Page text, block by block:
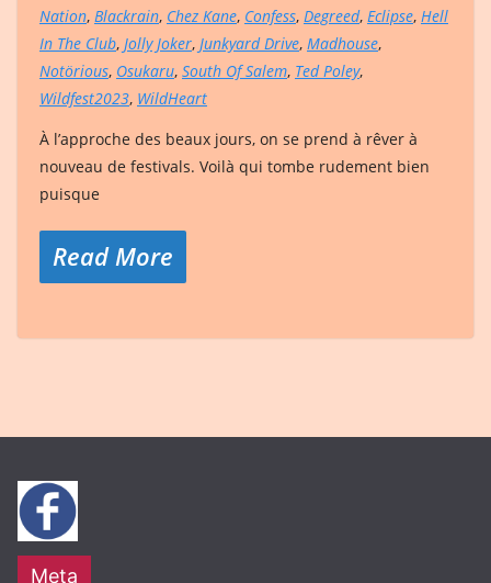
Nation, Blackrain, Chez Kane, Confess, Degreed, Eclipse, Hell
In The Club, Jolly Joker, Junkyard Drive, Madhouse,
Notörious, Osukaru, South Of Salem, Ted Poley,
Wildfest2023, WildHeart
À l’approche des beaux jours, on se prend à rêver à
nouveau de festivals. Voilà qui tombe rudement bien
puisque
Read More
Meta